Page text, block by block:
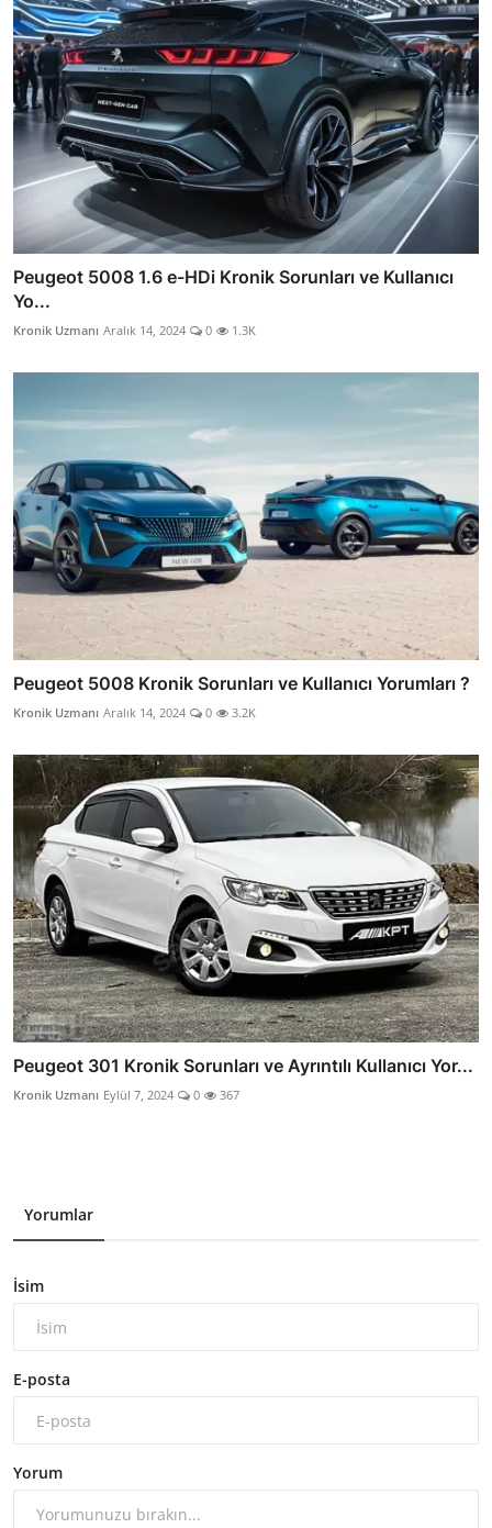
Peugeot 5008 1.6 e-HDi Kronik Sorunları ve Kullanıcı
Yo...
Kronik Uzmanı Aralık 14, 2024 0 1.3K
Peugeot 5008 Kronik Sorunları ve Kullanıcı Yorumları ?
Kronik Uzmanı Aralık 14, 2024 0 3.2K
Peugeot 301 Kronik Sorunları ve Ayrıntılı Kullanıcı Yor...
Kronik Uzmanı Eylül 7, 2024 0 367
Yorumlar
İsim
E-posta
Yorum